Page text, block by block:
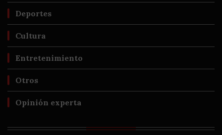
Deportes
Cultura
Entretenimiento
Otros
Opinión experta